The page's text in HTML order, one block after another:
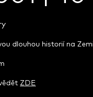
dlouhou historií na
ZDE